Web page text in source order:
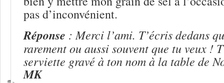
pas d’inconvénient.
Réponse : Merci l’ami. T’écris dedans
rarement ou aussi souvent que tu veux !
serviette gravé à ton nom à la table de
MK